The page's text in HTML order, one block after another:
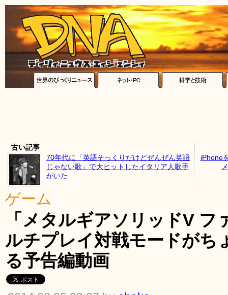
古い記事
70年代に「英語そっくりだけどぜんぜん英語
じゃない歌」で大ヒットしたイタリア人歌手
がいた
iPhone
ゲーム
「メタルギアソリッドV
ルチプレイ対戦モードがち
る予告編動画